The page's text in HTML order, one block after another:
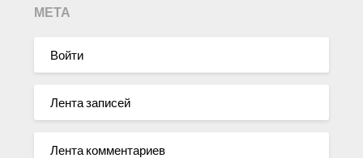
МЕТА
Войти
Лента записей
Лента комментариев